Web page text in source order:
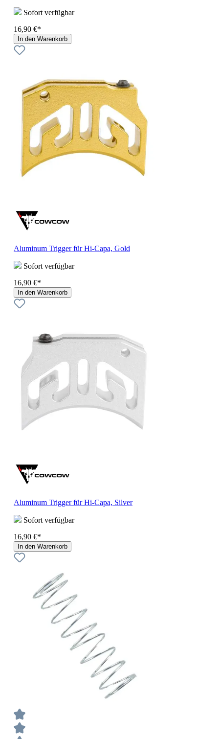
Sofort verfügbar
16,90 €*
In den Warenkorb
Aluminum Trigger für Hi-Capa, Gold
Sofort verfügbar
16,90 €*
In den Warenkorb
Aluminum Trigger für Hi-Capa, Silver
Sofort verfügbar
16,90 €*
In den Warenkorb